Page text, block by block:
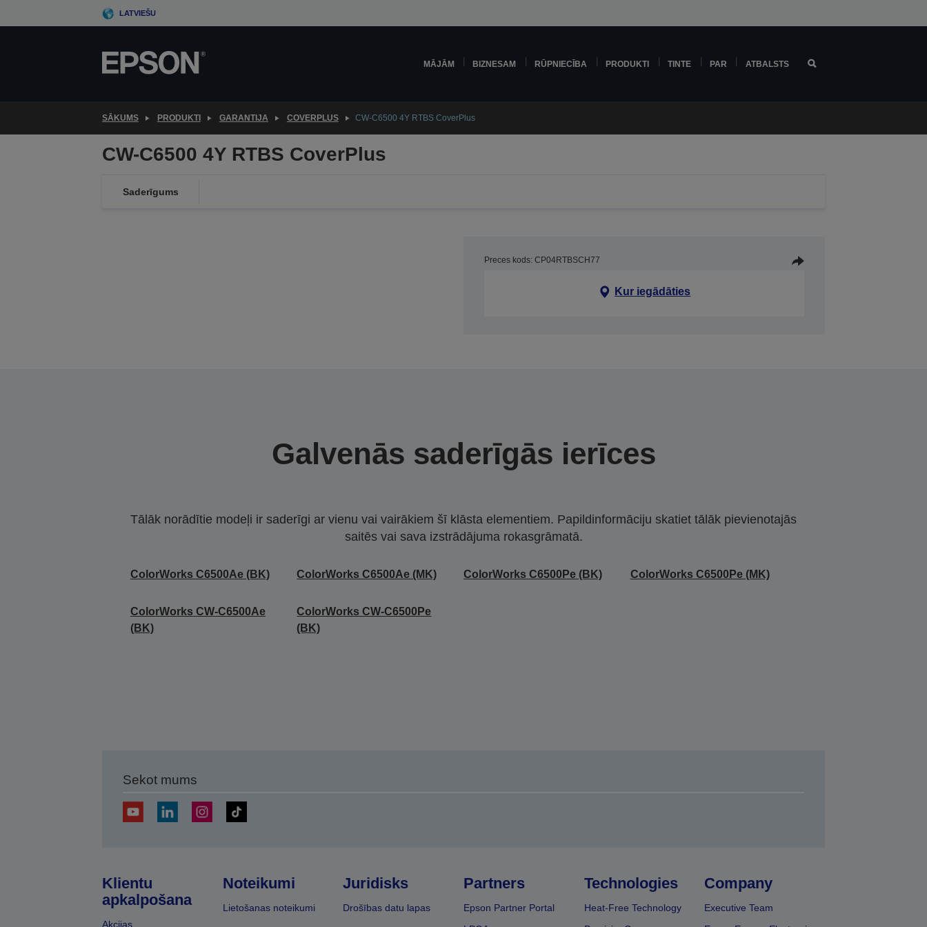
to
LATVIEŠU
MĀJĀM BIZNESAM RŪPNIECĪBA PRODUKTI TINTE PAR ATBALSTS
SĀKUMS PRODUKTI GARANTIJA COVERPLUS CW-C6500 4Y RTBS CoverPlus
CW-C6500 4Y RTBS CoverPlus
Saderīgums
Preces kods: CP04RTBSCH77
Kur iegādāties
Galvenās saderīgās ierīces
Tālāk norādītie modeļi ir saderīgi ar vienu vai vairākiem šī klāsta elementiem. Papildinformāciju skatiet tālāk pievienotajās
saitēs vai sava izstrādājuma rokasgrāmatā.
ColorWorks C6500Ae (BK) ColorWorks C6500Ae (MK) ColorWorks C6500Pe (BK) ColorWorks C6500Pe (MK)
ColorWorks CW-C6500Ae
(BK)
ColorWorks CW-C6500Pe
(BK)
Sekot mums
Klientu
apkalpošana
Akcijas
Noteikumi
Lietošanas noteikumi
Juridisks
Drošības datu lapas
Partners
Epson Partner Portal
Technologies
Heat-Free Technology
Company
Executive Team